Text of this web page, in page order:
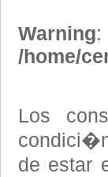
Warning
/home/
Los
de estar